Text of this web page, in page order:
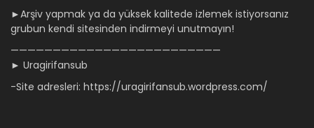
►Arşiv yapmak ya da yüksek kalitede izlemek istiyorsanız
grubun kendi sitesinden indirmeyi unutmayın!
—————————————————————————
► Uragirifansub
-Site adresleri: https://uragirifansub.wordpress.com/